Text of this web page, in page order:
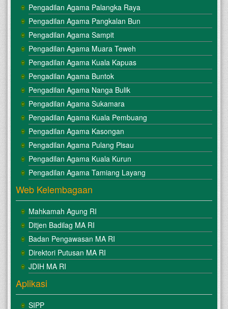
Pengadilan Agama Palangka Raya
Pengadilan Agama Pangkalan Bun
Pengadilan Agama Sampit
Pengadilan Agama Muara Teweh
Pengadilan Agama Kuala Kapuas
Pengadilan Agama Buntok
Pengadilan Agama Nanga Bulik
Pengadilan Agama Sukamara
Pengadilan Agama Kuala Pembuang
Pengadilan Agama Kasongan
Pengadilan Agama Pulang Pisau
Pengadilan Agama Kuala Kurun
Pengadilan Agama Tamiang Layang
Web Kelembagaan
Mahkamah Agung RI
Ditjen Badilag MA RI
Badan Pengawasan MA RI
Direktori Putusan MA RI
JDIH MA RI
Aplikasi
SIPP